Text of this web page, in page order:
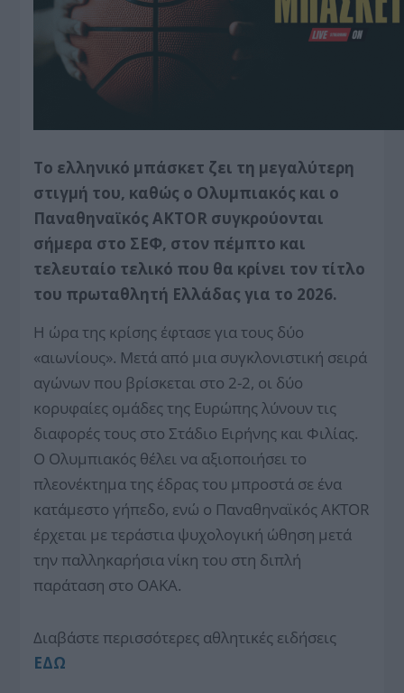
Το ελληνικό μπάσκετ ζει τη μεγαλύτερη
στιγμή του, καθώς ο Ολυμπιακός και ο
Παναθηναϊκός AKTOR συγκρούονται
σήμερα στο ΣΕΦ, στον πέμπτο και
τελευταίο τελικό που θα κρίνει τον τίτλο
του πρωταθλητή Ελλάδας για το 2026.
Η ώρα της κρίσης έφτασε για τους δύο
«αιωνίους». Μετά από μια συγκλονιστική σειρά
αγώνων που βρίσκεται στο 2-2, οι δύο
κορυφαίες ομάδες της Ευρώπης λύνουν τις
διαφορές τους στο Στάδιο Ειρήνης και Φιλίας.
Ο Ολυμπιακός θέλει να αξιοποιήσει το
πλεονέκτημα της έδρας του μπροστά σε ένα
κατάμεστο γήπεδο, ενώ ο Παναθηναϊκός AKTOR
έρχεται με τεράστια ψυχολογική ώθηση μετά
την παλληκαρήσια νίκη του στη διπλή
παράταση στο ΟΑΚΑ.
Διαβάστε περισσότερες αθλητικές ειδήσεις
ΕΔΩ